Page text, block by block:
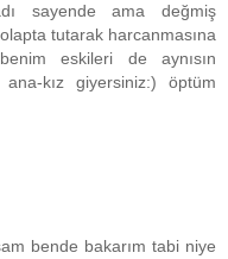
sayende ama değmiş
tutarak harcanmasına
eskileri de aynısın
kız giyersiniz:) öptüm
bende bakarım tabi niye